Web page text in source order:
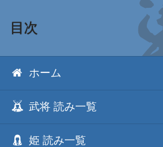
目次
ホーム
武将 読み一覧
姫 読み一覧